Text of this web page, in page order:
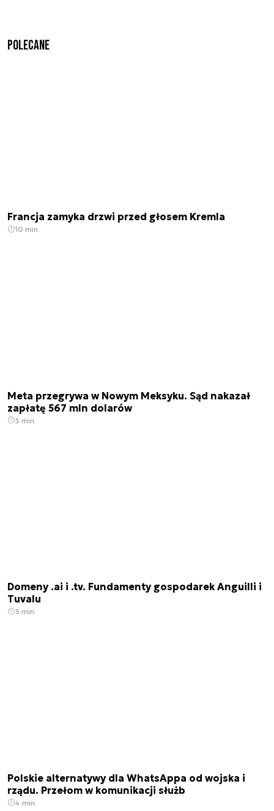
Polecane
Francja zamyka drzwi przed głosem Kremla
10 min.
Meta przegrywa w Nowym Meksyku. Sąd nakazał
zapłatę 567 mln dolarów
3 min.
Domeny .ai i .tv. Fundamenty gospodarek Anguilli i
Tuvalu
3 min.
Polskie alternatywy dla WhatsAppa od wojska i
rządu. Przełom w komunikacji służb
4 min.